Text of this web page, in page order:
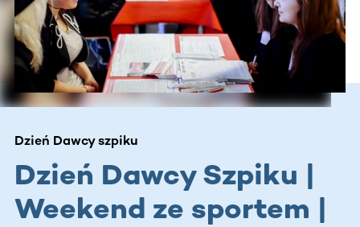
Dzień Dawcy szpiku
Dzień Dawcy Szpiku |
Weekend ze sportem |